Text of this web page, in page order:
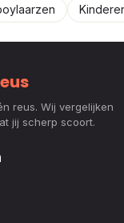
reus. Wij vergelijken
jij scherp scoort.